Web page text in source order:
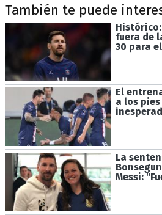
También te puede
fuera de
30 para
El
a los pies
La
Messi: